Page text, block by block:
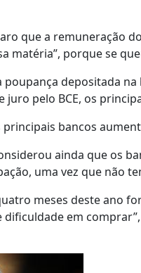
que a remuneração
matéria”, porque se
poupança depositada
juro pelo BCE, os
bancos
ainda que os
uma vez que não
meses deste ano
em